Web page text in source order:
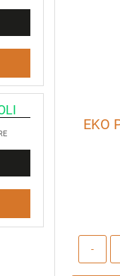
EKO